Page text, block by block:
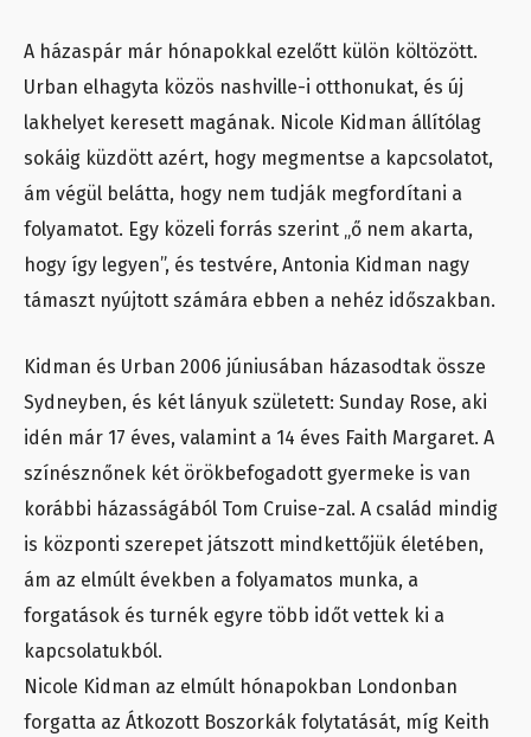
A házaspár már hónapokkal ezelőtt külön költözött.
Urban elhagyta közös nashville-i otthonukat, és új
lakhelyet keresett magának. Nicole Kidman állítólag
sokáig küzdött azért, hogy megmentse a kapcsolatot,
ám végül belátta, hogy nem tudják megfordítani a
folyamatot. Egy közeli forrás szerint „ő nem akarta,
hogy így legyen”, és testvére, Antonia Kidman nagy
támaszt nyújtott számára ebben a nehéz időszakban.
Kidman és Urban 2006 júniusában házasodtak össze
Sydneyben, és két lányuk született: Sunday Rose, aki
idén már 17 éves, valamint a 14 éves Faith Margaret. A
színésznőnek két örökbefogadott gyermeke is van
korábbi házasságából Tom Cruise-zal. A család mindig
is központi szerepet játszott mindkettőjük életében,
ám az elmúlt években a folyamatos munka, a
forgatások és turnék egyre több időt vettek ki a
kapcsolatukból.
Nicole Kidman az elmúlt hónapokban Londonban
forgatta az Átkozott Boszorkák folytatását, míg Keith